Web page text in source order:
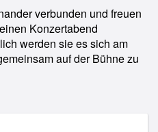
verbunden und freuen
Konzertabend
werden sie es sich am
auf der Bühne zu